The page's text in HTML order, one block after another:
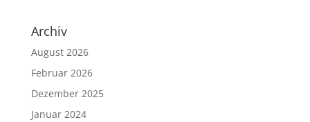
Archiv
August 2026
Februar 2026
Dezember 2025
Januar 2024